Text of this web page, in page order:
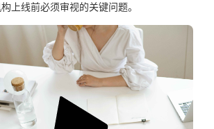
上线前必须审视的关键问题。